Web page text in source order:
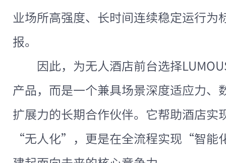
业场所高强度、长时间连续稳定运行为
报。
因此，为无人酒店前台选择
产品，而是一个兼具场景深度适应力、
扩展力的长期合作伙伴。它帮助酒店实
“无人化”，更是在全流程实现“智